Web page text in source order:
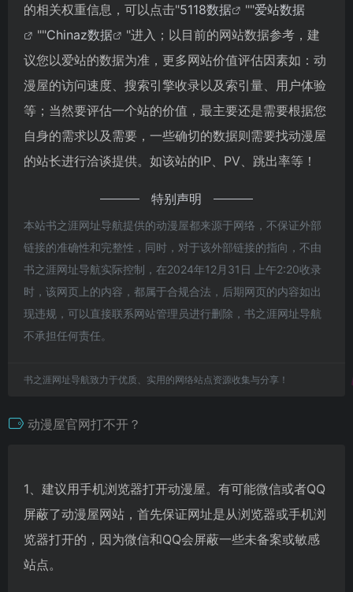
的相关权重信息，可以点击"5118数据 ""爱站数据
""Chinaz数据
"进入；以目前的网站数据参考，建
议您以爱站的数据为准，更多网站价值评估因素如：动
漫屋的访问速度、搜索引擎收录以及索引量、用户体验
等；当然要评估一个站的价值，最主要还是需要根据您
自身的需求以及需要，一些确切的数据则需要找动漫屋
的站长进行洽谈提供。如该站的IP、PV、跳出率等！
特别声明
本站书之涯网址导航提供的动漫屋都来源于网络，不保证外部
链接的准确性和完整性，同时，对于该外部链接的指向，不由
书之涯网址导航实际控制，在2024年12月31日 上午2:20收录
时，该网页上的内容，都属于合规合法，后期网页的内容如出
现违规，可以直接联系网站管理员进行删除，书之涯网址导航
不承担任何责任。
书之涯网址导航致力于优质、实用的网络站点资源收集与分享！
动漫屋官网打不开？
1、建议用手机浏览器打开动漫屋。有可能微信或者QQ
屏蔽了动漫屋网站，首先保证网址是从浏览器或手机浏
览器打开的，因为微信和QQ会屏蔽一些未备案或敏感
站点。